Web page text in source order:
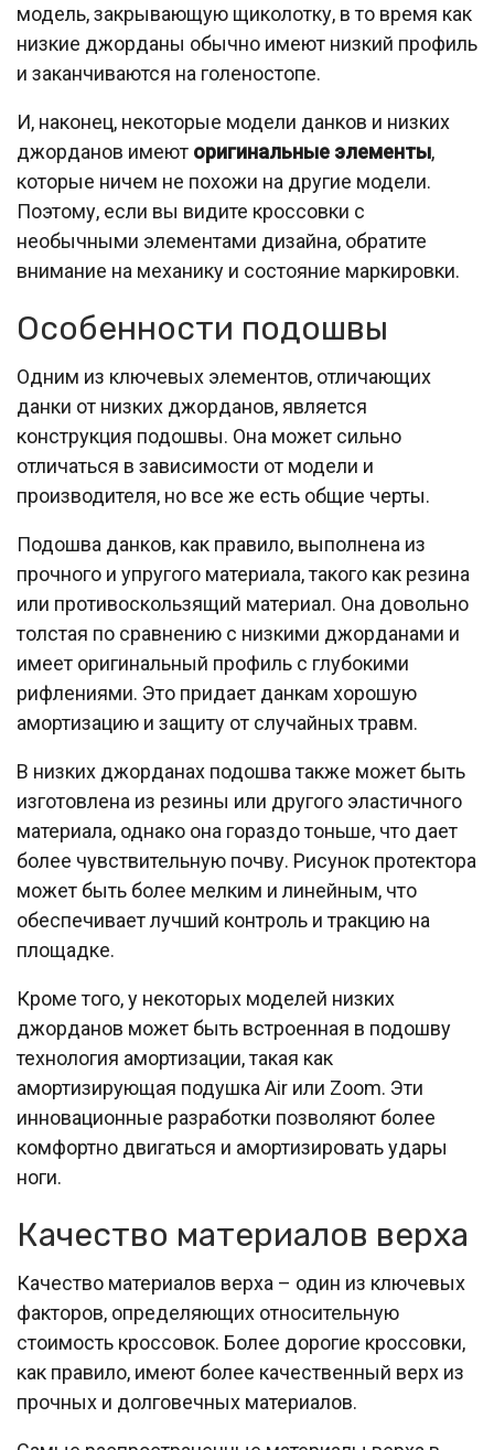
модель, закрывающую щиколотку, в то время как
низкие джорданы обычно имеют низкий профиль
и заканчиваются на голеностопе.
И, наконец, некоторые модели данков и низких
джорданов имеют оригинальные элементы,
которые ничем не похожи на другие модели.
Поэтому, если вы видите кроссовки с
необычными элементами дизайна, обратите
внимание на механику и состояние маркировки.
Особенности подошвы
Одним из ключевых элементов, отличающих
данки от низких джорданов, является
конструкция подошвы. Она может сильно
отличаться в зависимости от модели и
производителя, но все же есть общие черты.
Подошва данков, как правило, выполнена из
прочного и упругого материала, такого как резина
или противоскользящий материал. Она довольно
толстая по сравнению с низкими джорданами и
имеет оригинальный профиль с глубокими
рифлениями. Это придает данкам хорошую
амортизацию и защиту от случайных травм.
В низких джорданах подошва также может быть
изготовлена из резины или другого эластичного
материала, однако она гораздо тоньше, что дает
более чувствительную почву. Рисунок протектора
может быть более мелким и линейным, что
обеспечивает лучший контроль и тракцию на
площадке.
Кроме того, у некоторых моделей низких
джорданов может быть встроенная в подошву
технология амортизации, такая как
амортизирующая подушка Air или Zoom. Эти
инновационные разработки позволяют более
комфортно двигаться и амортизировать удары
ноги.
Качество материалов верха
Качество материалов верха – один из ключевых
факторов, определяющих относительную
стоимость кроссовок. Более дорогие кроссовки,
как правило, имеют более качественный верх из
прочных и долговечных материалов.